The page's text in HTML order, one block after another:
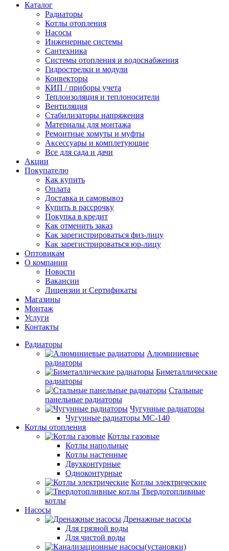
Каталог
Радиаторы
Котлы отопления
Насосы
Инженерные системы
Сантехника
Системы отопления и водоснабжения
Гидрострелки и модули
Конвекторы
КИП / приборы учета
Теплоизоляция и теплоносители
Вентиляция
Стабилизаторы напряжения
Материалы для монтажа
Ремонтные хомуты и муфты
Аксессуары и комплетующие
Все для сада и дачи
Акции
Покупателю
Как купить
Оплата
Доставка и самовывоз
Купить в рассрочку
Покупка в кредит
Как отменить заказ
Как зарегистрироваться физ-лицу
Как зарегистрироваться юр-лицу
Оптовикам
О компании
Новости
Вакансии
Лицензии и Сертификаты
Магазины
Монтаж
Услуги
Контакты
Радиаторы
Алюминиевые
радиаторы
Биметаллические
радиаторы
Стальные
панельные радиаторы
Чугунные радиаторы
Чугунные радиаторы МС-140
Котлы отопления
Котлы газовые
Котлы напольные
Котлы настенные
Двухконтурные
Одноконтурные
Котлы электрические
Твердотопливные
котлы
Насосы
Дренажные насосы
Для грязной воды
Для чистой воды